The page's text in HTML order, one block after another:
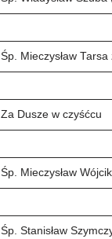
Śp. Mieczysław
Za Dusze w czyśćcu
Śp. Mieczysław
Śp. Stanisław